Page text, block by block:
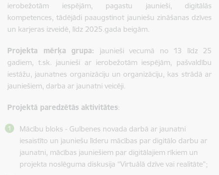
ierobežotām iespējām, pagastu jaunieši, digitālās
kompetences, tādējādi paaugstinot jauniešu zināšanas dzīves
un karjeras izveidē, līdz 2025.gada beigām.
Projekta mērķa grupa:
jaunieši vecumā no 13 līdz 25
gadiem, t.sk. jaunieši ar ierobežotām iespējām, pašvaldību
iestāžu, jaunatnes organizāciju un organizāciju, kas strādā ar
jauniešiem, darba ar jaunatni veicēji.
Projektā paredzētās aktivitātes:
Mācību bloks - Gulbenes novada darbā ar jaunatni
iesaistīto un jauniešu līderu mācības par digitālo darbu ar
jaunatni, mācības jauniešiem par digitālajiem rīkiem un
projekta noslēguma diskusija “Virtuālā dzīve vai realitāte”;